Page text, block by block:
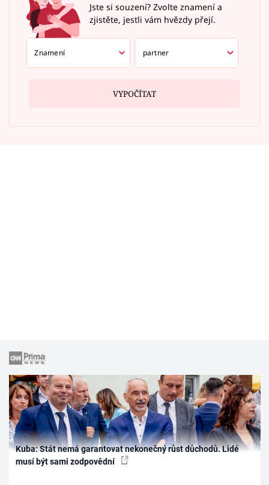
Jste si souzení? Zvolte znamení a
zjistěte, jestli vám hvězdy přejí.
VYPOČÍTAT
Kuba: Stát nemá garantovat nekonečný růst důchodů. Lidé
musí být sami zodpovědní